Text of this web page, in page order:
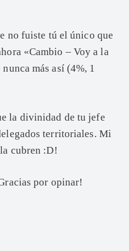
no fuiste tú el único que
«Cambio – Voy a la
más así (4%, 1
la divinidad de tu jefe
territoriales. Mi
cubren :D!
por opinar!